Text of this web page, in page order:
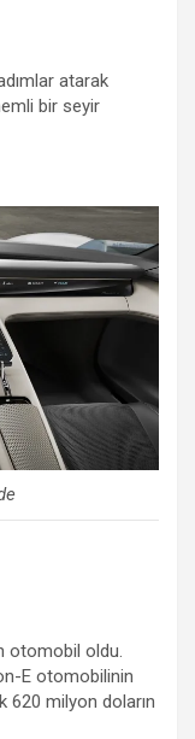
atarak
bir seyir
otomobil oldu.
E otomobilinin
620 milyon doların